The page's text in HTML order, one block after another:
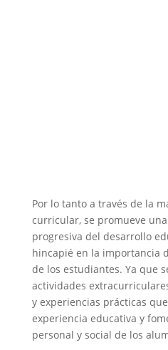
Por lo tanto a través de la
curricular, se promueve
progresiva del desarrollo
hincapié en la importancia
de los estudiantes. Ya que
actividades
y experiencias prácticas
experiencia educativa y
personal y social de los